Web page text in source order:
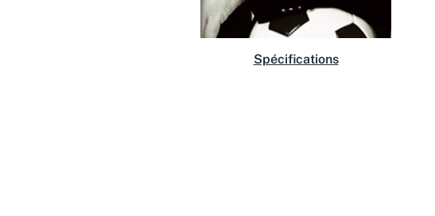
Spécifications